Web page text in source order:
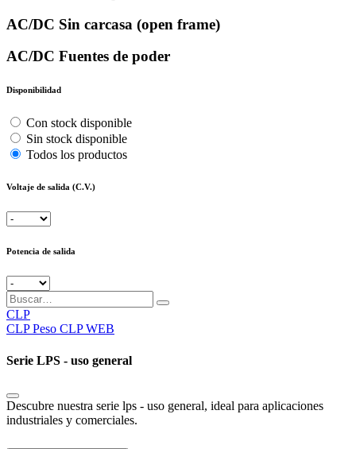
AC/DC Sin carcasa (open frame)
AC/DC Fuentes de poder
Disponibilidad
Con stock disponible
Sin stock disponible
Todos los productos
Voltaje de salida (C.V.)
Potencia de salida
CLP
CLP Peso CLP WEB
Serie LPS - uso general
Descubre nuestra serie lps - uso general, ideal para aplicaciones
industriales y comerciales.